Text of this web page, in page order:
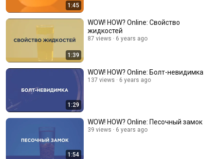
1:45
1:39
WOW! HOW? Online: Свойство
жидкостей
87 views 6 years ago
1:29
WOW! HOW? Online: Болт-невидимка
137 views 6 years ago
1:54
WOW! HOW? Online: Песочный замок
39 views 6 years ago